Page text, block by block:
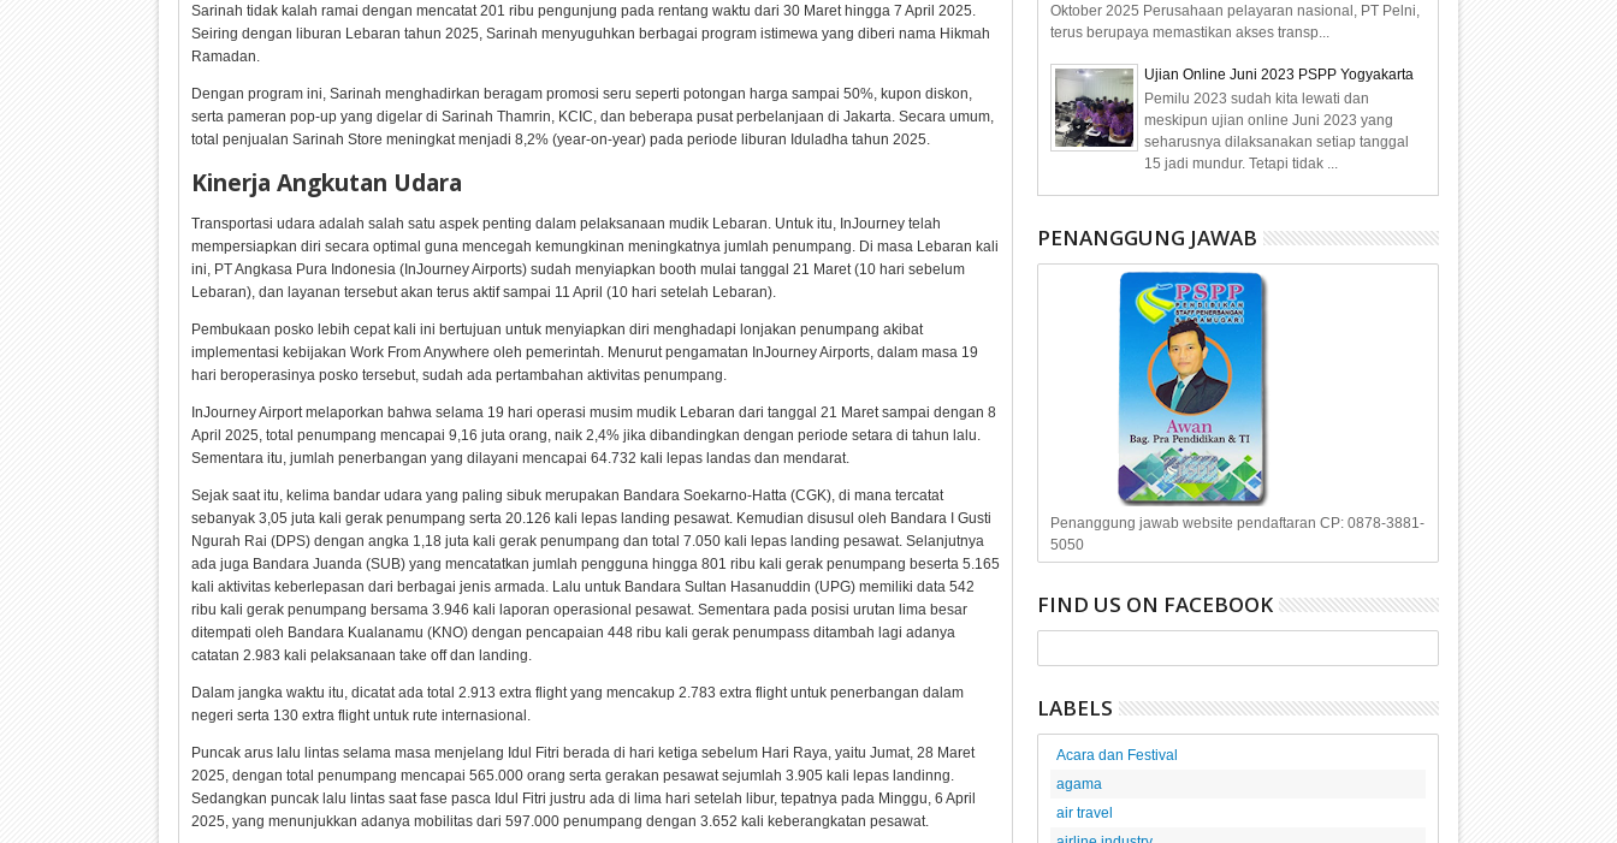
Sarinah tidak kalah ramai dengan mencatat 201 ribu pengunjung pada rentang waktu dari 30 Maret hingga 7 April 2025.
Seiring dengan liburan Lebaran tahun 2025, Sarinah menyuguhkan berbagai program istimewa yang diberi nama Hikmah
Ramadan.
Dengan program ini, Sarinah menghadirkan beragam promosi seru seperti potongan harga sampai 50%, kupon diskon,
serta pameran pop-up yang digelar di Sarinah Thamrin, KCIC, dan beberapa pusat perbelanjaan di Jakarta. Secara umum,
total penjualan Sarinah Store meningkat menjadi 8,2% (year-on-year) pada periode liburan Iduladha tahun 2025.
Kinerja Angkutan Udara
Transportasi udara adalah salah satu aspek penting dalam pelaksanaan mudik Lebaran. Untuk itu, InJourney telah
mempersiapkan diri secara optimal guna mencegah kemungkinan meningkatnya jumlah penumpang. Di masa Lebaran kali
ini, PT Angkasa Pura Indonesia (InJourney Airports) sudah menyiapkan booth mulai tanggal 21 Maret (10 hari sebelum
Lebaran), dan layanan tersebut akan terus aktif sampai 11 April (10 hari setelah Lebaran).
Pembukaan posko lebih cepat kali ini bertujuan untuk menyiapkan diri menghadapi lonjakan penumpang akibat
implementasi kebijakan Work From Anywhere oleh pemerintah. Menurut pengamatan InJourney Airports, dalam masa 19
hari beroperasinya posko tersebut, sudah ada pertambahan aktivitas penumpang.
InJourney Airport melaporkan bahwa selama 19 hari operasi musim mudik Lebaran dari tanggal 21 Maret sampai dengan 8
April 2025, total penumpang mencapai 9,16 juta orang, naik 2,4% jika dibandingkan dengan periode setara di tahun lalu.
Sementara itu, jumlah penerbangan yang dilayani mencapai 64.732 kali lepas landas dan mendarat.
Sejak saat itu, kelima bandar udara yang paling sibuk merupakan Bandara Soekarno-Hatta (CGK), di mana tercatat
sebanyak 3,05 juta kali gerak penumpang serta 20.126 kali lepas landing pesawat. Kemudian disusul oleh Bandara I Gusti
Ngurah Rai (DPS) dengan angka 1,18 juta kali gerak penumpang dan total 7.050 kali lepas landing pesawat. Selanjutnya
ada juga Bandara Juanda (SUB) yang mencatatkan jumlah pengguna hingga 801 ribu kali gerak penumpang beserta 5.165
kali aktivitas keberlepasan dari berbagai jenis armada. Lalu untuk Bandara Sultan Hasanuddin (UPG) memiliki data 542
ribu kali gerak penumpang bersama 3.946 kali laporan operasional pesawat. Sementara pada posisi urutan lima besar
ditempati oleh Bandara Kualanamu (KNO) dengan pencapaian 448 ribu kali gerak penumpass ditambah lagi adanya
catatan 2.983 kali pelaksanaan take off dan landing.
Dalam jangka waktu itu, dicatat ada total 2.913 extra flight yang mencakup 2.783 extra flight untuk penerbangan dalam
negeri serta 130 extra flight untuk rute internasional.
Puncak arus lalu lintas selama masa menjelang Idul Fitri berada di hari ketiga sebelum Hari Raya, yaitu Jumat, 28 Maret
2025, dengan total penumpang mencapai 565.000 orang serta gerakan pesawat sejumlah 3.905 kali lepas landinng.
Sedangkan puncak lalu lintas saat fase pasca Idul Fitri justru ada di lima hari setelah libur, tepatnya pada Minggu, 6 April
2025, yang menunjukkan adanya mobilitas dari 597.000 penumpang dengan 3.652 kali keberangkatan pesawat.
Oktober 2025 Perusahaan pelayaran nasional, PT Pelni,
terus berupaya memastikan akses transp...
Ujian Online Juni 2023 PSPP Yogyakarta
Pemilu 2023 sudah kita lewati dan
meskipun ujian online Juni 2023 yang
seharusnya dilaksanakan setiap tanggal
15 jadi mundur. Tetapi tidak ...
PENANGGUNG JAWAB
Penanggung jawab website pendaftaran CP: 0878-3881-
5050
FIND US ON FACEBOOK
LABELS
Acara dan Festival
agama
air travel